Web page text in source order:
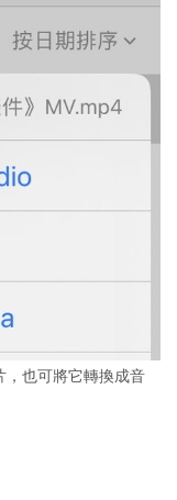
，也可將它轉換成音